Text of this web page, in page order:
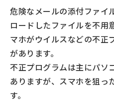
危険なメールの添付ファイ
ロードしたファイルを不用
マホがウイルスなどの不正
があります。
不正プログラムは主にパソ
ありますが、スマホを狙っ
す。